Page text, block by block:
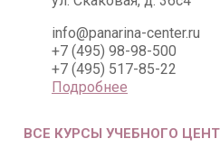
info@panarina-center.ru
+7 (495) 98-98-500
+7 (495) 517-85-22
Подробнее
ВСЕ КУРСЫ УЧЕБНОГО